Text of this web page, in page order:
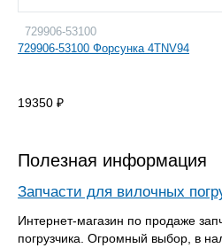
729906-53100
729906-53100 Форсунка 4TNV94
19350
Полезная информация
Запчасти для вилочных
Интернет-магазин по продаже
погрузчика. Огромный выбор, в